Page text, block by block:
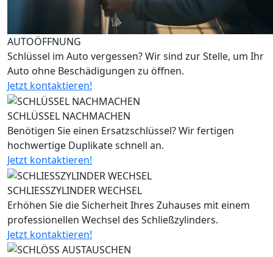
AUTOÖFFNUNG
Schlüssel im Auto vergessen? Wir sind zur Stelle, um Ihr
Auto ohne Beschädigungen zu öffnen.
Jetzt kontaktieren!
SCHLÜSSEL NACHMACHEN
Benötigen Sie einen Ersatzschlüssel? Wir fertigen
hochwertige Duplikate schnell an.
Jetzt kontaktieren!
SCHLIESSZYLINDER WECHSEL
Erhöhen Sie die Sicherheit Ihres Zuhauses mit einem
professionellen Wechsel des Schließzylinders.
Jetzt kontaktieren!